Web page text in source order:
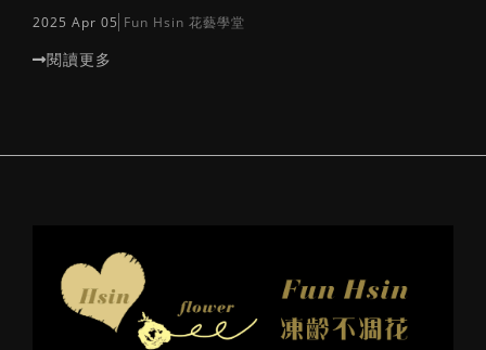
2025 Apr 05 Fun Hsin 花藝學堂
閱讀更多